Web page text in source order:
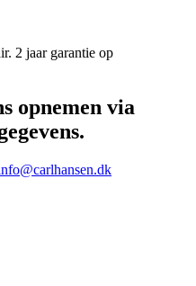
2 jaar garantie op
opnemen via